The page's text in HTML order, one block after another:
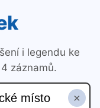
i legendu ke
záznamů.
×